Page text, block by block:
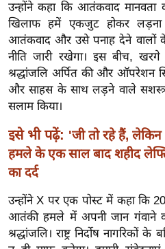
यं
ग
इं
डि
या
सा
हि
त्य
ग
त
ऑ
टो
उन्होंने कहा कि आतंकवाद
खिलाफ हमें एकजुट होकर लड़ना
आतंकवाद और उसे पनाह देने वालों
नीति जारी रखेगा। इस बीच,
श्रद्धांजलि अर्पित की और ऑपरेशन
और साहस के साथ लड़ने वाले
सलाम किया।
इसे भी पढ़ें: 'जी तो रहे हैं,
हमले के एक साल बाद शहीद
का दर्द
उन्होंने X पर एक पोस्ट में कहा कि
आतंकी हमले में अपनी जान गंवाने
श्रद्धांजलि। राष्ट्र निर्दोष